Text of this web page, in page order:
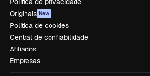
Política de privacidade
Originais New
Política de cookies
Central de confiabilidade
Afiliados
Empresas